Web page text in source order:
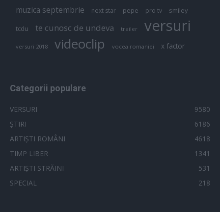
muzica septembrie next star pepe pro tv smiley
tcdu te cunosc de undeva trailer versuri
versuri 2018 videoclip vocea romaniei x factor
Categorii populare
VERSURI
9580
ȘTIRI
6186
ARTIȘTI ROMÂNI
4618
TIMP LIBER
1341
ARTIȘTI STRĂINI
531
SPECIAL
218